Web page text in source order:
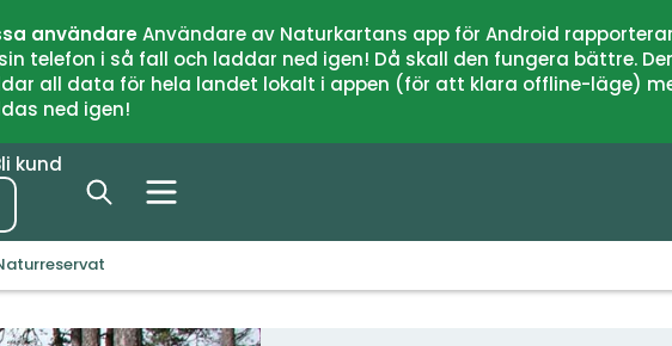
användareAnvändare av Naturkartans app för Android
telefon i så fall och laddar ned igen! Då skall den fungera bättre.
all data för hela landet lokalt i appen (för att klara offline-läge)
ned igen!
kund